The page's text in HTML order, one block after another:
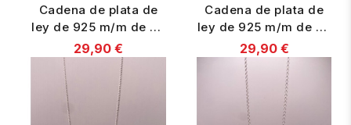
Cadena de plata de
ley de 925 m/m de 45
cms. de largo.
29,90 €
Cadena de plata de
ley de 925 m/m de 45
cms. de largo.
29,90 €